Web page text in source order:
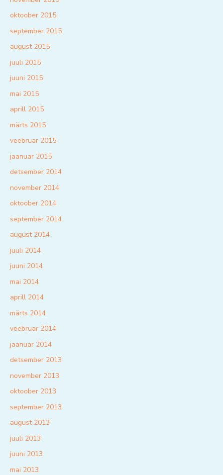
oktoober 2015
september 2015
august 2015
juuli 2015
juuni 2015
mai 2015
aprill 2015
märts 2015
veebruar 2015
jaanuar 2015
detsember 2014
november 2014
oktoober 2014
september 2014
august 2014
juuli 2014
juuni 2014
mai 2014
aprill 2014
märts 2014
veebruar 2014
jaanuar 2014
detsember 2013
november 2013
oktoober 2013
september 2013
august 2013
juuli 2013
juuni 2013
mai 2013